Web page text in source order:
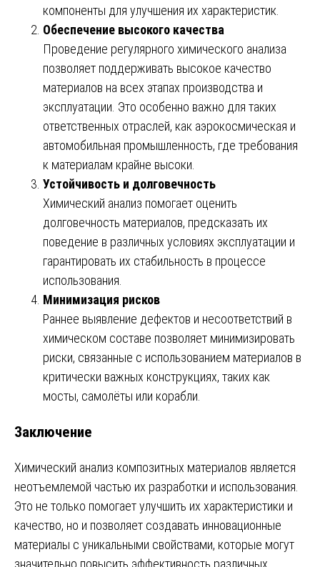
компоненты для улучшения их характеристик.
Обеспечение высокого качества
Проведение регулярного химического анализа
позволяет поддерживать высокое качество
материалов на всех этапах производства и
эксплуатации. Это особенно важно для таких
ответственных отраслей, как аэрокосмическая и
автомобильная промышленность, где требования
к материалам крайне высоки.
Устойчивость и долговечность
Химический анализ помогает оценить
долговечность материалов, предсказать их
поведение в различных условиях эксплуатации и
гарантировать их стабильность в процессе
использования.
Минимизация рисков
Раннее выявление дефектов и несоответствий в
химическом составе позволяет минимизировать
риски, связанные с использованием материалов в
критически важных конструкциях, таких как
мосты, самолёты или корабли.
Заключение
Химический анализ композитных материалов является
неотъемлемой частью их разработки и использования.
Это не только помогает улучшить их характеристики и
качество, но и позволяет создавать инновационные
материалы с уникальными свойствами, которые могут
значительно повысить эффективность различных